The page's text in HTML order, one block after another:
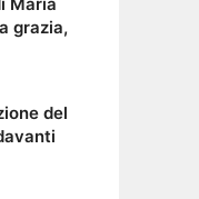
Maria
grazia,
del